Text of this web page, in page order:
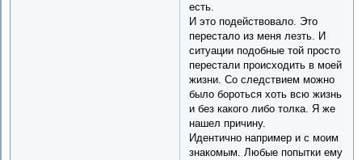
есть.
И это подействовало. Это
перестало из меня лезть. И
ситуации подобные той просто
перестали происходить в моей
жизни. Со следствием можно
было бороться хоть всю жизнь
и без какого либо толка. Я же
нашел причину.
Идентично например и с моим
знакомым. Любые попытки ему